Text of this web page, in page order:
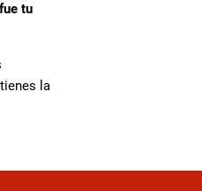
tu
la